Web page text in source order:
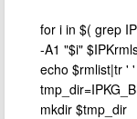
for i in $( grep
-A1 "$i"
echo $rmlist|tr '
mkdir $tmp_dir